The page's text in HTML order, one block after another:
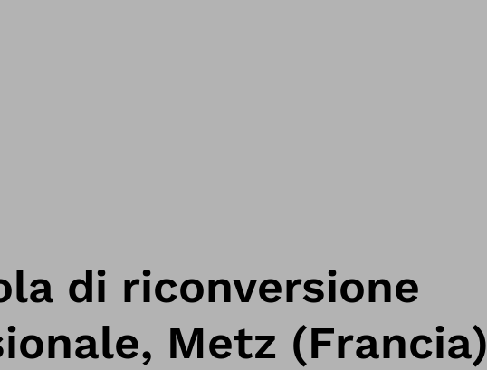
di riconversione
Metz (Francia)